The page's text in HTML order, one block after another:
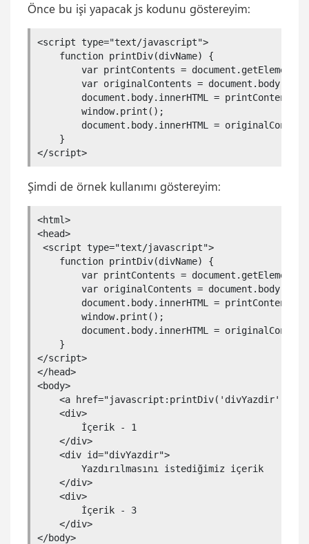
Önce bu işi yapacak js kodunu göstereyim:
<script type="text/javascript">
    function printDiv(divName) {
var printContents =
var originalContents =
        document.body.innerHTML = printContents;
        window.print();
document.body.innerHTML =
    }
</script>
Şimdi de örnek kullanımı göstereyim:
<html>
<head>
<script type="text/javascript">
    function printDiv(divName) {
var printContents =
var originalContents =
        document.body.innerHTML = printContents;
        window.print();
document.body.innerHTML =
    }
</script>
</head>
<body>
<a
    <div>
        İçerik - 1
    </div>
    <div id="divYazdir">
        Yazdırılmasını istediğimiz içerik
    </div>
    <div>
        İçerik - 3
    </div>
</body>